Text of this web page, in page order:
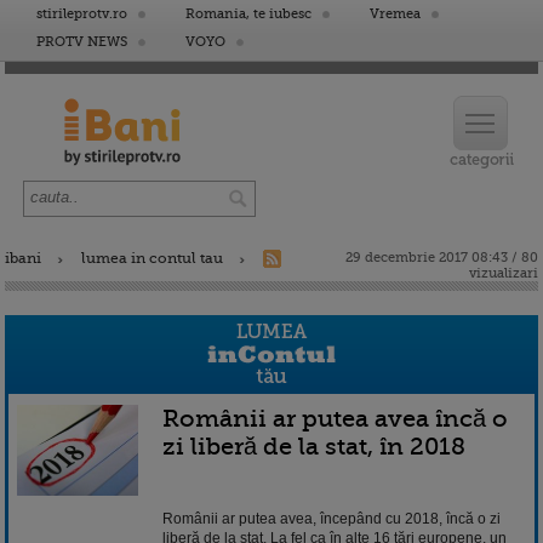
stirileprotv.ro Romania, te iubesc
Vremea
PROTV NEWS
VOYO
ibani lumea in contul tau
29 decembrie 2017 08:43 / 80
vizualizari
Românii ar putea avea încă o
zi liberă de la stat, în 2018
Românii ar putea avea, începând cu 2018, încă o zi
liberă de la stat. La fel ca în alte 16 ţări europene, un